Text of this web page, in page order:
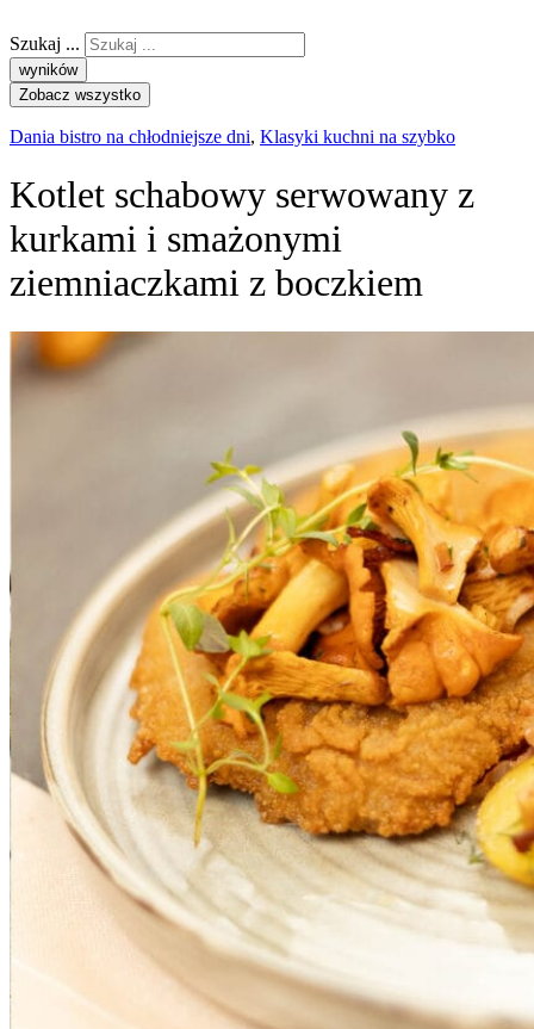
Szukaj ...
wyników
Zobacz wszystko
Dania bistro na chłodniejsze dni, Klasyki kuchni na szybko
Kotlet schabowy serwowany z
kurkami i smażonymi
ziemniaczkami z boczkiem